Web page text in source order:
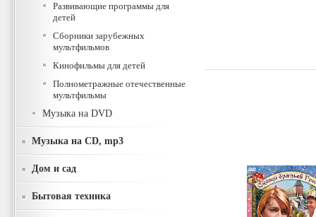
Развивающие программы для
детей
Сборники зарубежных
мультфильмов
Кинофильмы для детей
Полнометражные отечественные
мультфильмы
Музыка на DVD
Музыка на CD, mp3
Дом и сад
Бытовая техника